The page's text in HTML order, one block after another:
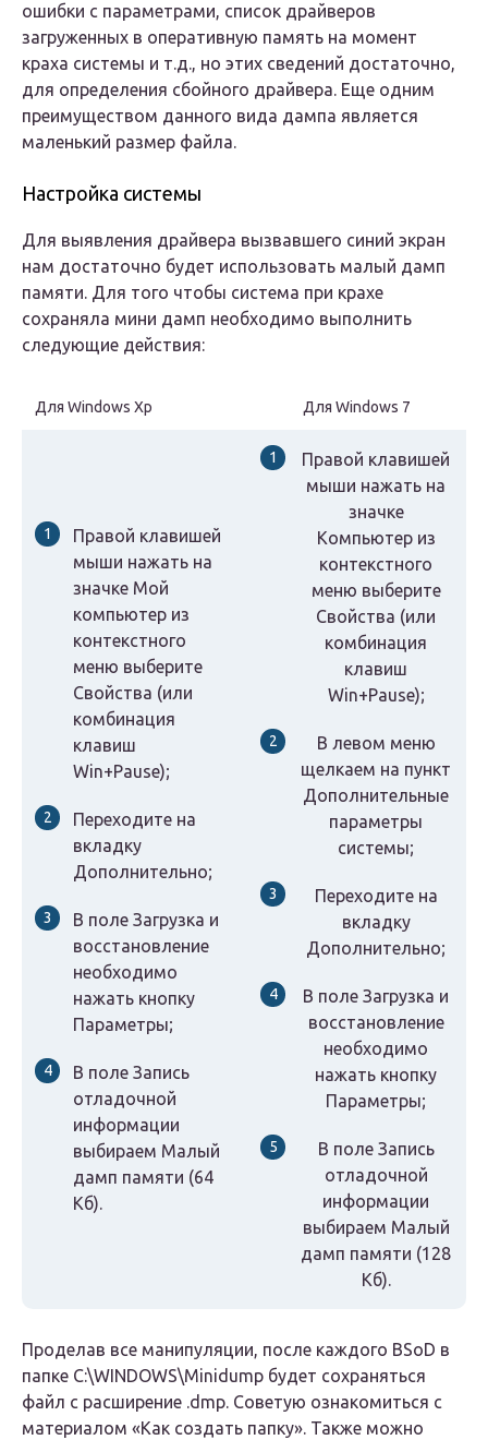
ошибки с параметрами, список драйверов
загруженных в оперативную память на момент
краха системы и т.д., но этих сведений достаточно,
для определения сбойного драйвера. Еще одним
преимуществом данного вида дампа является
маленький размер файла.
Настройка системы
Для выявления драйвера вызвавшего синий экран
нам достаточно будет использовать малый дамп
памяти. Для того чтобы система при крахе
сохраняла мини дамп необходимо выполнить
следующие действия:
Для Windows Xp Для Windows 7
Правой клавишей
мыши нажать на
значке Мой
компьютер из
контекстного
меню выберите
Свойства (или
комбинация
клавиш
Win+Pause);
Переходите на
вкладку
Дополнительно;
В поле Загрузка и
восстановление
необходимо
нажать кнопку
Параметры;
В поле Запись
отладочной
информации
выбираем Малый
дамп памяти (64
Кб).
Правой клавишей
мыши нажать на
значке
Компьютер из
контекстного
меню выберите
Свойства (или
комбинация
клавиш
Win+Pause);
В левом меню
щелкаем на пункт
Дополнительные
параметры
системы;
Переходите на
вкладку
Дополнительно;
В поле Загрузка и
восстановление
необходимо
нажать кнопку
Параметры;
В поле Запись
отладочной
информации
выбираем Малый
дамп памяти (128
Кб).
Проделав все манипуляции, после каждого BSoD в
папке C:\WINDOWS\Minidump будет сохраняться
файл с расширение .dmp. Советую ознакомиться с
материалом «Как создать папку». Также можно